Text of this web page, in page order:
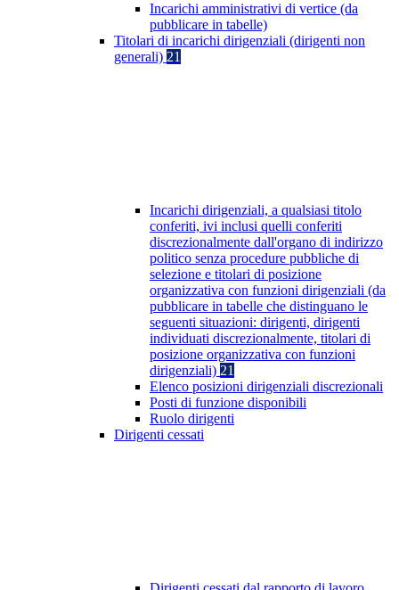
Incarichi amministrativi di vertice (da
pubblicare in tabelle)
Titolari di incarichi dirigenziali (dirigenti non
generali) 21
Incarichi dirigenziali, a qualsiasi titolo
conferiti, ivi inclusi quelli conferiti
discrezionalmente dall'organo di indirizzo
politico senza procedure pubbliche di
selezione e titolari di posizione
organizzativa con funzioni dirigenziali (da
pubblicare in tabelle che distinguano le
seguenti situazioni: dirigenti, dirigenti
individuati discrezionalmente, titolari di
posizione organizzativa con funzioni
dirigenziali) 21
Elenco posizioni dirigenziali discrezionali
Posti di funzione disponibili
Ruolo dirigenti
Dirigenti cessati